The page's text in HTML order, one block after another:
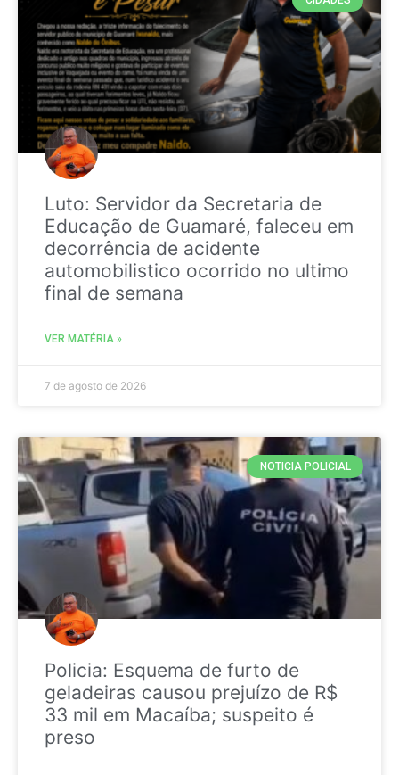
Luto: Servidor da Secretaria de
Educação de Guamaré, faleceu em
decorrência de acidente
automobilistico ocorrido no ultimo
final de semana
VER MATÉRIA »
7 de agosto de 2026
NOTICIA POLICIAL
Policia: Esquema de furto de
geladeiras causou prejuízo de R$
33 mil em Macaíba; suspeito é
preso